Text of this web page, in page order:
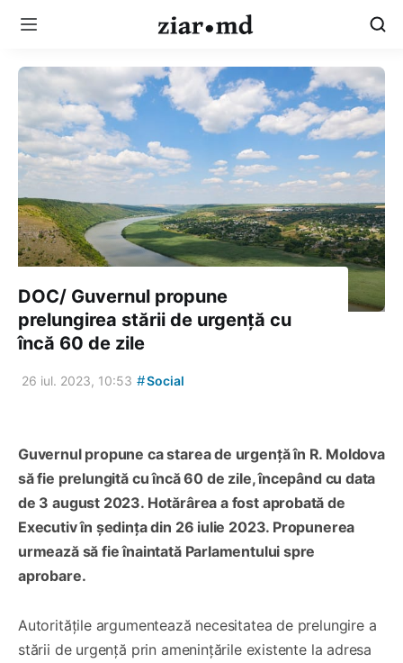
DOC/ Guvernul propune
prelungirea stării de urgență cu
încă 60 de zile
26 iul. 2023, 10:53 #Social
Guvernul propune ca starea de urgență în R. Moldova
să fie prelungită cu încă 60 de zile, începând cu data
de 3 august 2023. Hotărârea a fost aprobată de
Executiv în ședința din 26 iulie 2023. Propunerea
urmează să fie înaintată Parlamentului spre
aprobare.
Autoritățile argumentează necesitatea de prelungire a
stării de urgență prin amenințările existente la adresa